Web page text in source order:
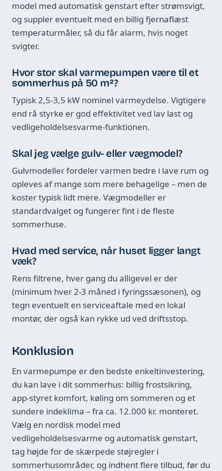
model med automatisk genstart efter strømsvigt,
og suppler eventuelt med en billig fjernaflæst
temperaturmåler, så du får alarm, hvis noget
svigter.
Hvor stor skal varmepumpen være til et
sommerhus på 50 m²?
Typisk 2,5-3,5 kW nominel varmeydelse. Vigtigere
end rå styrke er god effektivitet ved lav last og
vedligeholdelsesvarme-funktionen.
Skal jeg vælge gulv- eller vægmodel?
Gulvmodeller fordeler varmen bedre i lave rum og
opleves af mange som mere behagelige – men de
koster typisk lidt mere. Vægmodeller er
standardvalget og fungerer fint i de fleste
sommerhuse.
Hvad med service, når huset ligger langt
væk?
Rens filtrene, hver gang du alligevel er der
(minimum hver 2-3 måned i fyringssæsonen), og
tegn eventuelt en serviceaftale med en lokal
montør, der også kan rykke ud ved driftsstop.
Konklusion
En varmepumpe er den bedste enkeltinvestering,
du kan lave i dit sommerhus: billig frostsikring,
app-styret komfort, køling om sommeren og et
sundere indeklima – fra ca. 12.000 kr. monteret.
Vælg en nordisk model med
vedligeholdelsesvarme og automatisk genstart,
tag højde for de skærpede støjregler i
sommerhusområder, og indhent flere tilbud, før du